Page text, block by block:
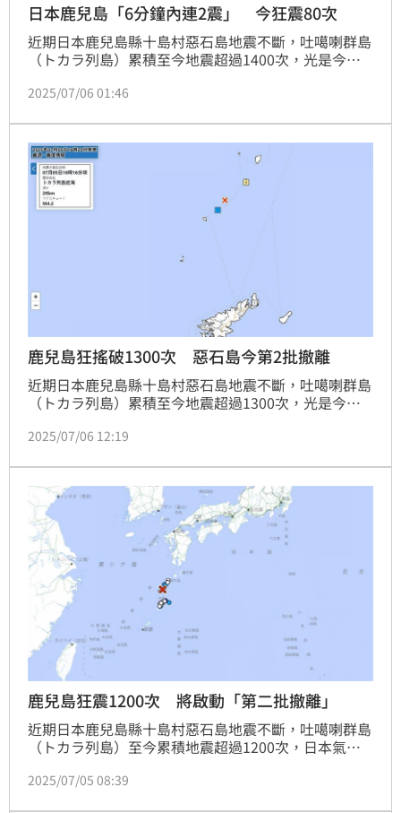
日本鹿兒島「6分鐘內連2震」 今狂震80次
近期日本鹿兒島縣十島村惡石島地震不斷，吐噶喇群島
（トカラ列島）累積至今地震超過1400次，光是今
次，其中規模最大的一起就發生在日本時間14時07分
最大震度5強就在鹿兒島十島村，6分鐘內連兩起震度5
強的地震，日本氣象廳也將緊急召開記者會說明。
2025/07/06 01:46
鹿兒島狂搖破1300次 惡石島今第2批撤離
近期日本鹿兒島縣十島村惡石島地震不斷，吐噶喇群島
（トカラ列島）累積至今地震超過1300次，光是今
日前也示警近期防範強烈地震。十島村已經啟動撤離，
市港；第二批惡石島撤離人員共46人，在今天清晨出
發，預計明6日傍晚抵達鹿兒島港。
2025/07/06 12:19
鹿兒島狂震1200次 將啟動「第二批撤離」
近期日本鹿兒島縣十島村惡石島地震不斷，吐噶喇群島
（トカラ列島）至今累積地震超過1200次，日本氣象
29分，當地再發生規模5.3地震，也是上千次地震中規
2025/07/05 08:39